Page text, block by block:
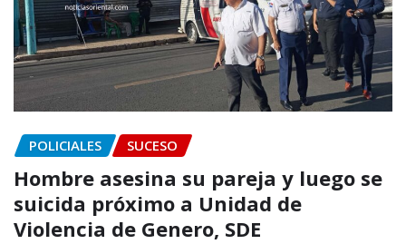
POLICIALES SUCESO
Hombre asesina su pareja y luego se
suicida próximo a Unidad de
Violencia de Genero, SDE